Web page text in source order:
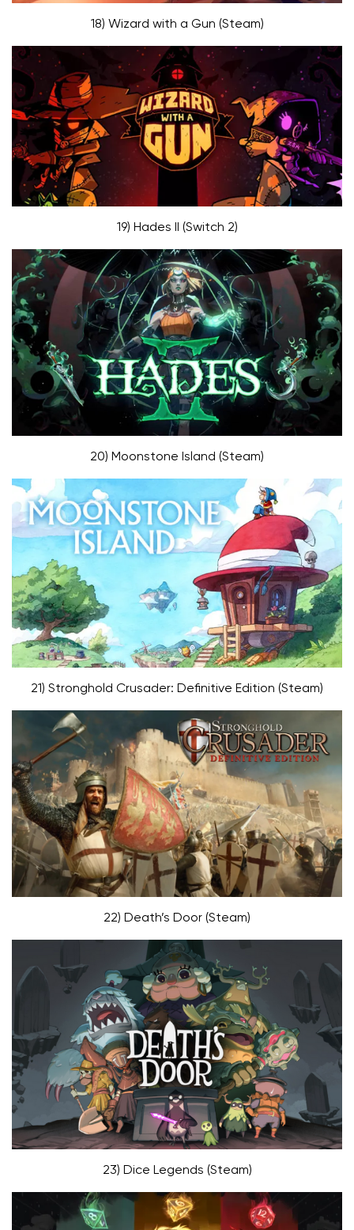
18) Wizard with a Gun (Steam)
19) Hades II (Switch 2)
20) Moonstone Island (Steam)
21) Stronghold Crusader: Definitive Edition (Steam)
22) Death’s Door (Steam)
23) Dice Legends (Steam)